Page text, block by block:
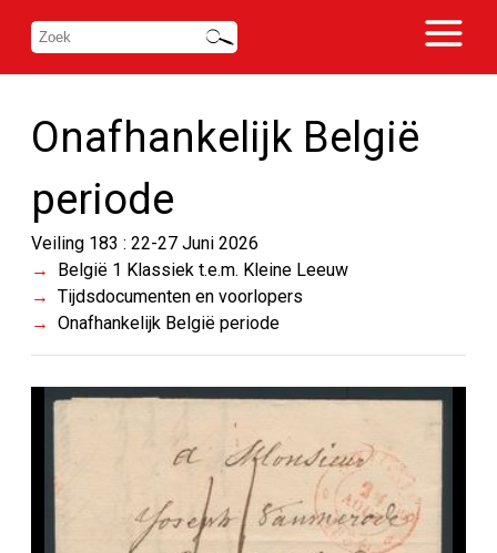
Onafhankelijk België
periode
Veiling 183 : 22-27 Juni 2026
België 1 Klassiek t.e.m. Kleine Leeuw
Tijdsdocumenten en voorlopers
Onafhankelijk België periode